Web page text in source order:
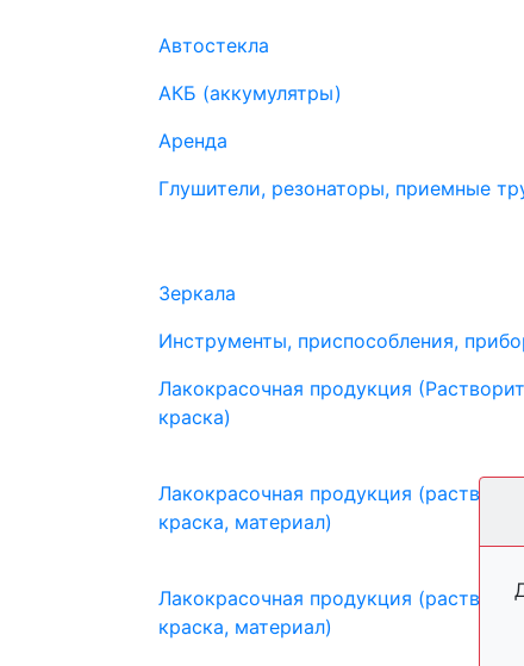
Автостекла
АКБ (аккумулятры)
Аренда
Глушители, резонаторы, приемные
Зеркала
Инструменты, приспособления,
Лакокрасочная продукция
краска)
Лакокрасочная продукция
краска, материал)
Лакокрасочная продукция
краска, материал)